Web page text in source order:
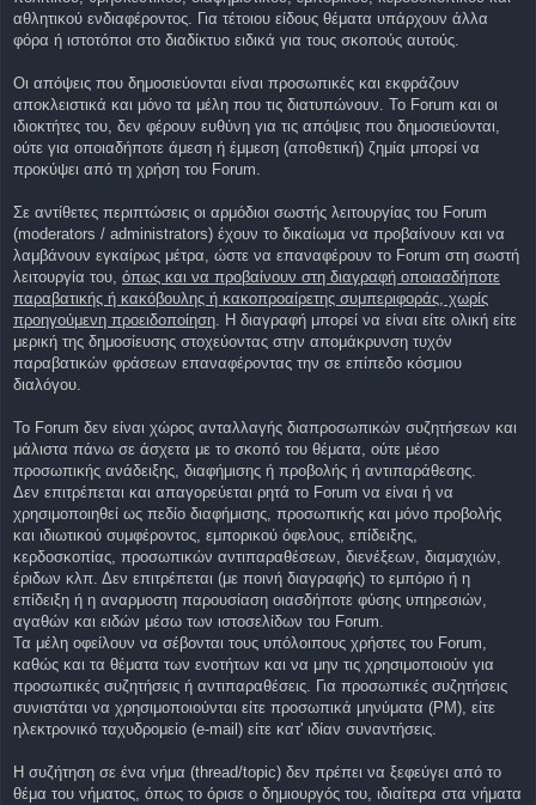
αθλητικού ενδιαφέροντος. Για τέτοιου είδους θέματα υπάρχουν άλλα
φόρα ή ιστοτόποι στο διαδίκτυο ειδικά για τους σκοπούς αυτούς.
Οι απόψεις που δημοσιεύονται είναι προσωπικές και εκφράζουν
αποκλειστικά και μόνο τα μέλη που τις διατυπώνουν. Το Forum και οι
ιδιοκτήτες του, δεν φέρουν ευθύνη για τις απόψεις που δημοσιεύονται,
ούτε για οποιαδήποτε άμεση ή έμμεση (αποθετική) ζημία μπορεί να
προκύψει από τη χρήση του Forum.
Σε αντίθετες περιπτώσεις οι αρμόδιοι σωστής λειτουργίας του Forum
(moderators / administrators) έχουν το δικαίωμα να προβαίνουν και να
λαμβάνουν εγκαίρως μέτρα, ώστε να επαναφέρουν το Forum στη σωστή
λειτουργία του, όπως και να προβαίνουν στη διαγραφή οποιασδήποτε
παραβατικής ή κακόβουλης ή κακοπροαίρετης συμπεριφοράς, χωρίς
προηγούμενη προειδοποίηση. Η διαγραφή μπορεί να είναι είτε ολική είτε
μερική της δημοσίευσης στοχεύοντας στην απομάκρυνση τυχόν
παραβατικών φράσεων επαναφέροντας την σε επίπεδο κόσμιου
διαλόγου.
To Forum δεν είναι χώρος ανταλλαγής διαπροσωπικών συζητήσεων και
μάλιστα πάνω σε άσχετα με το σκοπό του θέματα, ούτε μέσο
προσωπικής ανάδειξης, διαφήμισης ή προβολής ή αντιπαράθεσης.
Δεν επιτρέπεται και απαγορεύεται ρητά τo Forum να είναι ή να
χρησιμοποιηθεί ως πεδίο διαφήμισης, προσωπικής και μόνο προβολής
και ιδιωτικού συμφέροντος, εμπορικού όφελους, επίδειξης,
κερδοσκοπίας, προσωπικών αντιπαραθέσεων, διενέξεων, διαμαχιών,
έριδων κλπ. Δεν επιτρέπεται (με ποινή διαγραφής) το εμπόριο ή η
επίδειξη ή η αναρμοστη παρουσίαση οιασδήποτε φύσης υπηρεσιών,
αγαθών και ειδών μέσω των ιστοσελίδων του Forum.
Τα μέλη οφείλουν να σέβονται τους υπόλοιπους χρήστες του Forum,
καθώς και τα θέματα των ενοτήτων και να μην τις χρησιμοποιούν για
προσωπικές συζητήσεις ή αντιπαραθέσεις. Για προσωπικές συζητήσεις
συνιστάται να χρησιμοποιούνται είτε προσωπικά μηνύματα (PM), είτε
ηλεκτρονικό ταχυδρομείο (e-mail) είτε κατ' ιδίαν συναντήσεις.
Η συζήτηση σε ένα νήμα (thread/topic) δεν πρέπει να ξεφεύγει από το
θέμα του νήματος, όπως το όρισε ο δημιουργός του, ιδιαίτερα στα νήματα